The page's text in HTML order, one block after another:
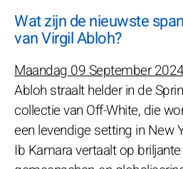
Wat zijn de nieuwste
van Virgil Abloh?
Maandag 09 September
Abloh straalt helder in de
collectie van Off-White, die
een levendige setting in New
Ib Kamara vertaalt op